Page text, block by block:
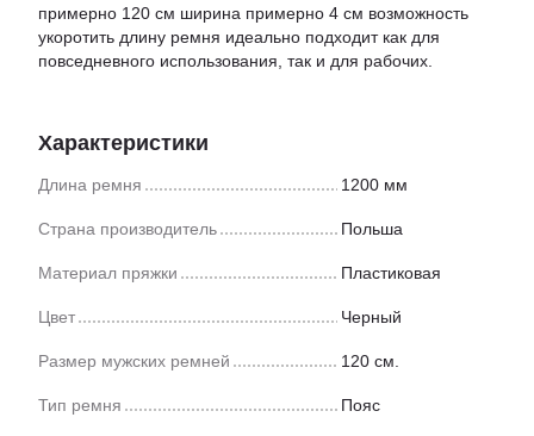
примерно 120 см ширина примерно 4 см возможность
укоротить длину ремня идеально подходит как для
повседневного использования, так и для рабочих.
Характеристики
Длина ремня 1200 мм
Страна производитель Польша
Материал пряжки Пластиковая
Цвет Черный
Размер мужских ремней 120 см.
Тип ремня Пояс